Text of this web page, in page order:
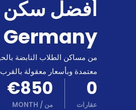
أصدقائك
أفضل سكن
Germany
من مساكن الطلاب النابضة
معتمدة وبأسعار معقولة
0
عقارات
€850
من /
MONTH